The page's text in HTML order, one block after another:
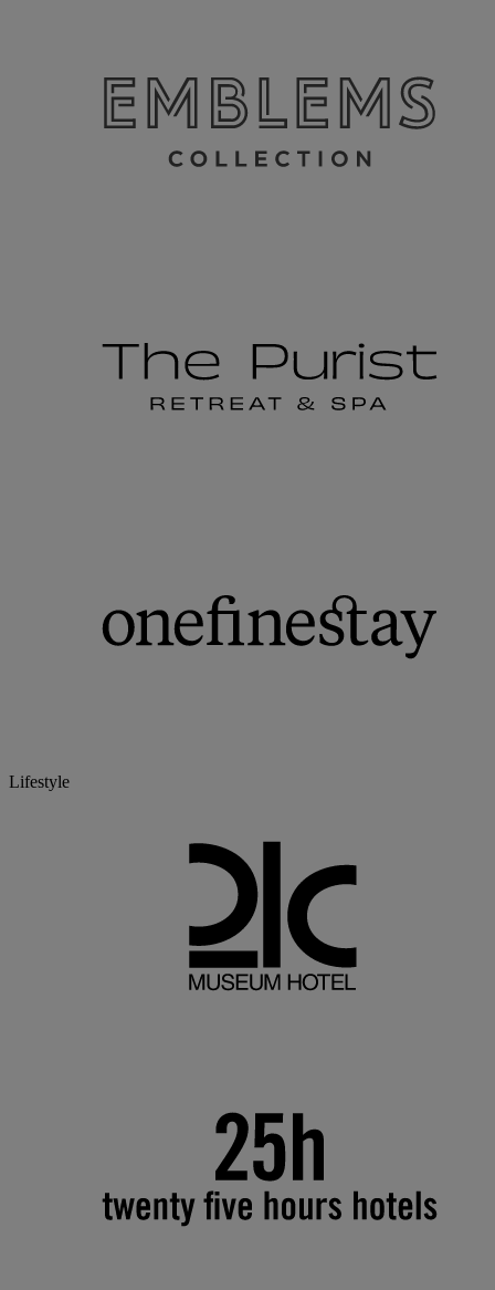
Lifestyle